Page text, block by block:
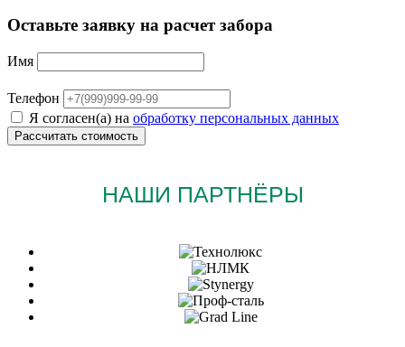
Оставьте заявку на расчет забора
Имя
Телефон
Я согласен(а) на обработку персональных данных
НАШИ ПАРТНЁРЫ